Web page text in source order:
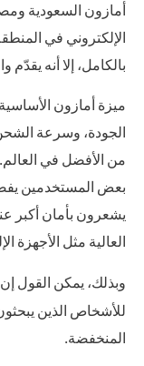
أمازون السعودية
الإلكتروني في
بالكامل، إلا أنه يقدّم
ميزة أمازون
الجودة، وسرعة
من الأفضل في العالم.
بعض المستخدمين
يشعرون بأمان أكبر
العالية مثل الأجهزة
وبذلك، يمكن القول
للأشخاص الذين
المنخفضة.